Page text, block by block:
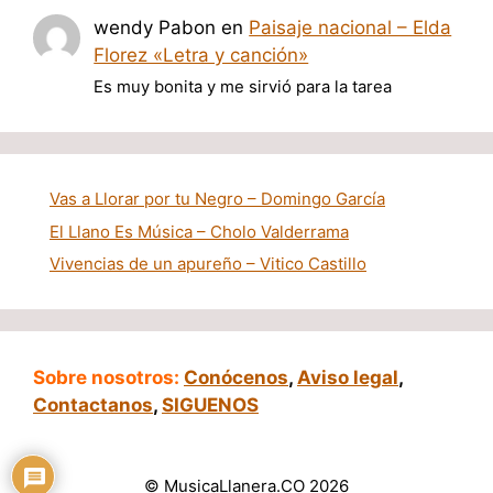
wendy Pabon en Paisaje nacional – Elda
Florez «Letra y canción»
Es muy bonita y me sirvió para la tarea
Vas a Llorar por tu Negro – Domingo García
El Llano Es Música – Cholo Valderrama
Vivencias de un apureño – Vitico Castillo
Sobre nosotros: Conócenos, Aviso legal,
Contactanos, SIGUENOS
© MusicaLlanera.CO 2026